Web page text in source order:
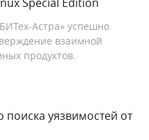
Астра» успешно
взаимной
продуктов.
уязвимостей от